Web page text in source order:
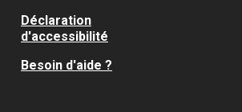
Déclaration
d'accessibilité
Besoin d'aide ?